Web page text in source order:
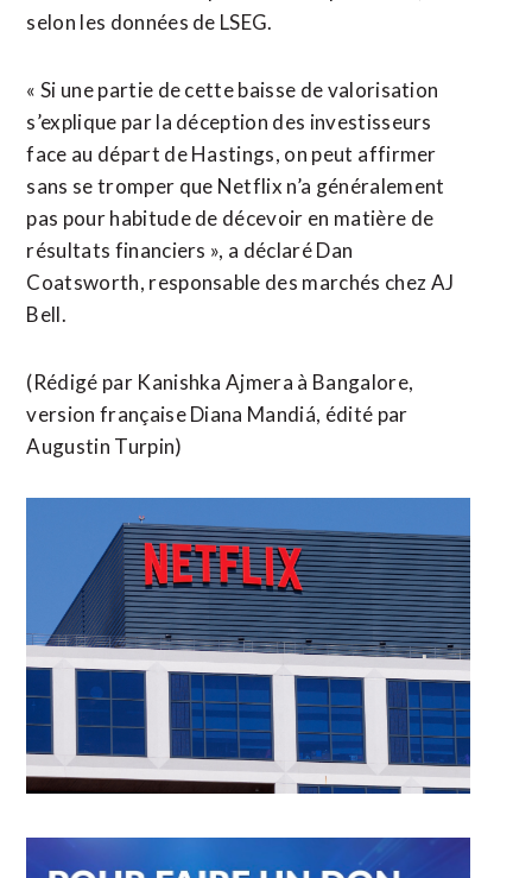
selon les données de LSEG.
« Si une partie de cette baisse de valorisation
s’explique par la déception des investisseurs
face au départ de Hastings, on peut ⁠affirmer
sans se tromper que Netflix n’a généralement
pas pour habitude de décevoir en matière de
résultats financiers », a déclaré Dan
Coatsworth, responsable des marchés chez ​AJ
Bell.
(Rédigé par Kanishka Ajmera à Bangalore,
version française ​Diana Mandiá, édité par
Augustin Turpin)